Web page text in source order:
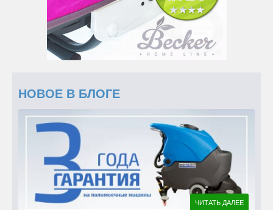
НОВОЕ В БЛОГЕ
ЧИТАТЬ ДАЛЕЕ